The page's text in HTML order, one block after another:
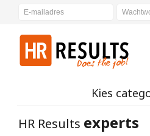
HR Results experts
Kies